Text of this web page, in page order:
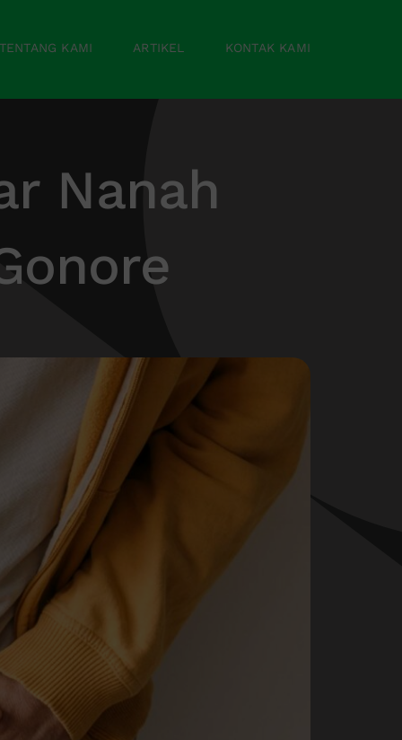
KAMI ARTIKEL KONTAK KAMI
Nanah